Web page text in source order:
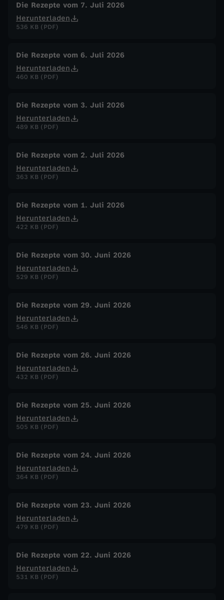
-
u
Die Rezepte vom 7. Juli 2026
Herunterladen
536 KB (PDF)
Die Rezepte vom 6. Juli 2026
Herunterladen
460 KB (PDF)
Die Rezepte vom 3. Juli 2026
Herunterladen
489 KB (PDF)
Die Rezepte vom 2. Juli 2026
Herunterladen
363 KB (PDF)
Die Rezepte vom 1. Juli 2026
Herunterladen
422 KB (PDF)
Die Rezepte vom 30. Juni 2026
Herunterladen
529 KB (PDF)
Die Rezepte vom 29. Juni 2026
Herunterladen
546 KB (PDF)
Die Rezepte vom 26. Juni 2026
Herunterladen
432 KB (PDF)
Die Rezepte vom 25. Juni 2026
Herunterladen
505 KB (PDF)
Die Rezepte vom 24. Juni 2026
Herunterladen
364 KB (PDF)
Die Rezepte vom 23. Juni 2026
Herunterladen
479 KB (PDF)
Die Rezepte vom 22. Juni 2026
Herunterladen
531 KB (PDF)